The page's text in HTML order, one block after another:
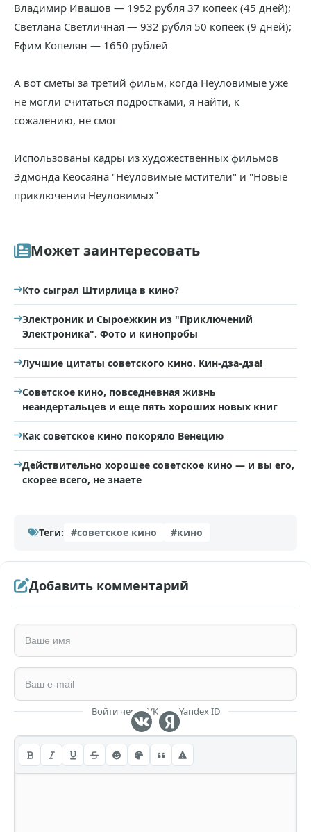
Владимир Ивашов — 1952 рубля 37 копеек (45 дней);
Светлана Светличная — 932 рубля 50 копеек (9 дней);
Ефим Копелян — 1650 рублей
А вот сметы за третий фильм, когда Неуловимые уже
не могли считаться подростками, я найти, к
сожалению, не смог
Использованы кадры из художественных фильмов
Эдмонда Кеосаяна "Неуловимые мстители" и "Новые
приключения Неуловимых"
Может заинтересовать
Кто сыграл Штирлица в кино?
Электроник и Сыроежкин из "Приключений
Электроника". Фото и кинопробы
Лучшие цитаты советского кино. Кин-дза-дза!
Советское кино, повседневная жизнь
неандертальцев и еще пять хороших новых книг
Как советское кино покоряло Венецию
Действительно хорошее советское кино — и вы его,
скорее всего, не знаете
Теги: #советское кино #кино
Добавить комментарий
Войти через VK или Yandex ID